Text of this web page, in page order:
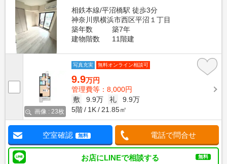
相鉄本線/平沼橋駅 徒歩3分
神奈川県横浜市西区平沼１丁目
築年数
築7年
建物階数
11階建
画像 : 23枚
写真充実 無料オンライン相談可
9.9万円
管理費等：8,000円
敷
9.9万 礼
9.9万
5階
1K 21.85㎡
空室確認 無料 電話で問合せ
お店にLINEで相談する 無料